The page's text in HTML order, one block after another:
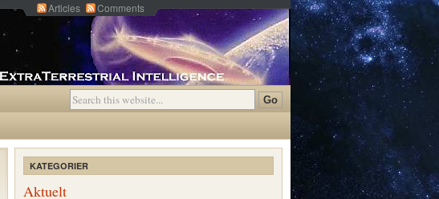
Articles Comments
KATEGORIER
Aktuelt